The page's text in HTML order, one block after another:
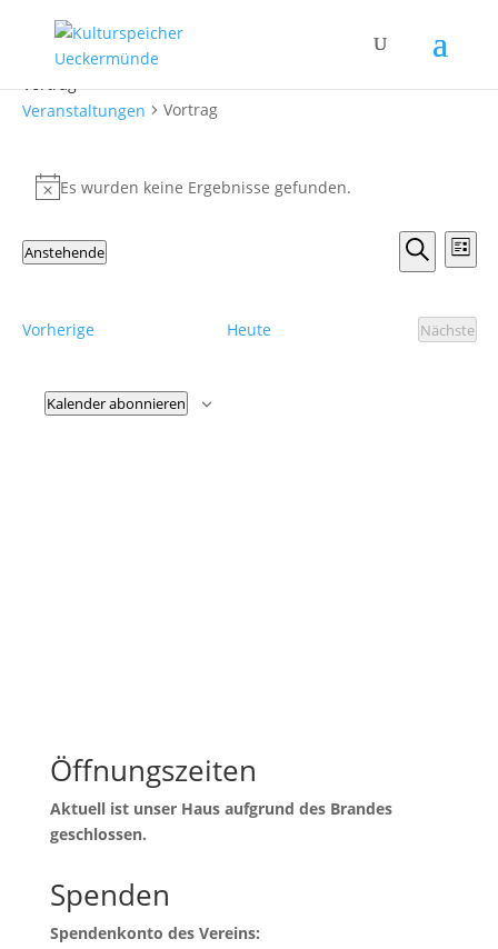
Vortrag
Veranstaltungen
Vortrag
Veranstaltungen
Hinweis
Es wurden keine Ergebnisse gefunden.
Suche
Suche
Liste
Anstehende
VorherigeVeranstaltungen Heute
Nächste
Kalender abonnieren
Öffnungszeiten
Aktuell ist unser Haus aufgrund des Brandes
geschlossen.
Spenden
Spendenkonto des Vereins: